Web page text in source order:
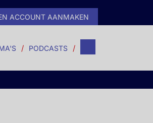
ACCOUNT AANMAKEN
PODCASTS